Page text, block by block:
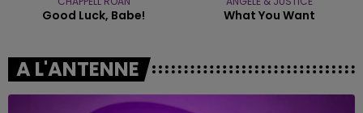
Good Luck, Babe! What You Want
A L'ANTENNE